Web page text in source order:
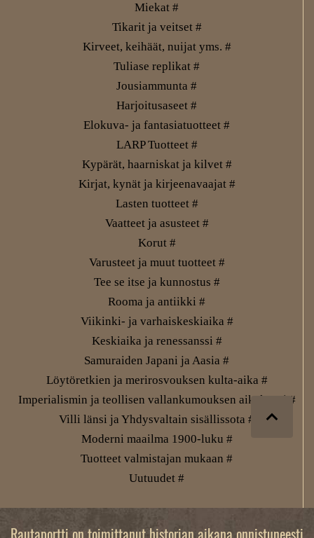
Miekat #
Tikarit ja veitset #
Kirveet, keihäät, nuijat yms. #
Tuliase replikat #
Jousiammunta #
Harjoitusaseet #
Elokuva- ja fantasiatuotteet #
LARP Tuotteet #
Kypärät, haarniskat ja kilvet #
Kirjat, kynät ja kirjeenavaajat #
Lasten tuotteet #
Vaatteet ja asusteet #
Korut #
Varusteet ja muut tuotteet #
Tee se itse ja kunnostus #
Rooma ja antiikki #
Viikinki- ja varhaiskeskiaika #
Keskiaika ja renessanssi #
Samuraiden Japani ja Aasia #
Löytöretkien ja merirosvouksen kulta-aika #
Imperialismin ja teollisen vallankumouksen aikakausi #
Villi länsi ja Yhdysvaltain sisällissota #
Moderni maailma 1900-luku #
Tuotteet valmistajan mukaan #
Uutuudet #
Rautaportti on toimittanut historian aikana onnistuneesti